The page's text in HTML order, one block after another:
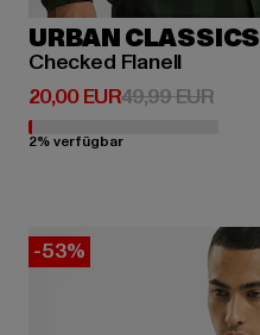
URBAN CLASSICS
Checked Flanell
20,00 EUR
Derzeitiger Preis: 20,00
49,99 EUR
2% verfügbar
-53%